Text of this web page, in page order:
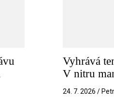
Vyhrává
V nitru
24. 7. 2026 /